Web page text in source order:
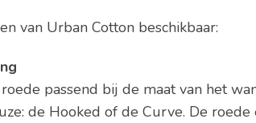
van Urban Cotton beschikbaar:
passend bij de maat van het
de Hooked of de Curve. De